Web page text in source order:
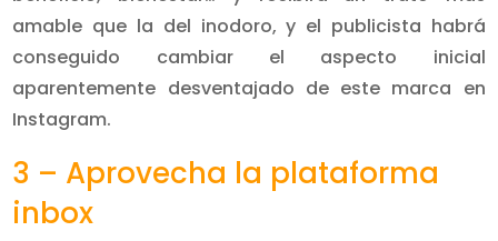
amable que la del inodoro, y el publicista habrá
conseguido cambiar el aspecto inicial
aparentemente desventajado de este marca en
Instagram.
3 – Aprovecha la plataforma
inbox